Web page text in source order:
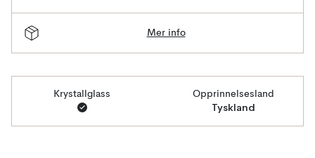
Mer info
Krystallglass Opprinnelsesland
Tyskland